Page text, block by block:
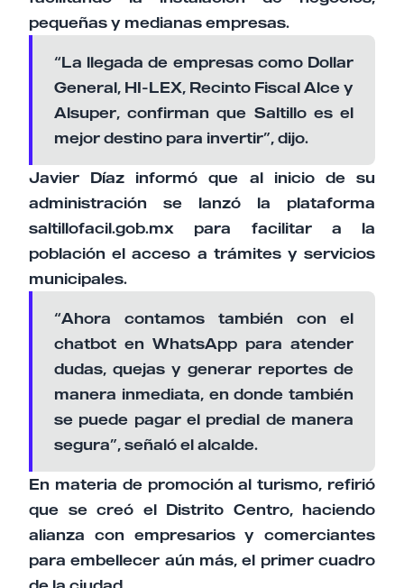
pequeñas y medianas empresas.
“La llegada de empresas como Dollar
General, HI-LEX, Recinto Fiscal Alce y
Alsuper, confirman que Saltillo es el
mejor destino para invertir”, dijo.
Javier Díaz informó que al inicio de su
administración se lanzó la plataforma
saltillofacil.gob.mx para facilitar a la
población el acceso a trámites y servicios
municipales.
“Ahora contamos también con el
chatbot en WhatsApp para atender
dudas, quejas y generar reportes de
manera inmediata, en donde también
se puede pagar el predial de manera
segura”, señaló el alcalde.
En materia de promoción al turismo, refirió
que se creó el Distrito Centro, haciendo
alianza con empresarios y comerciantes
para embellecer aún más, el primer cuadro